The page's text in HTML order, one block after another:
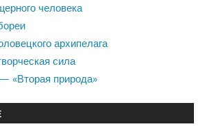
человека
архипелага
сила
«Вторая природа»